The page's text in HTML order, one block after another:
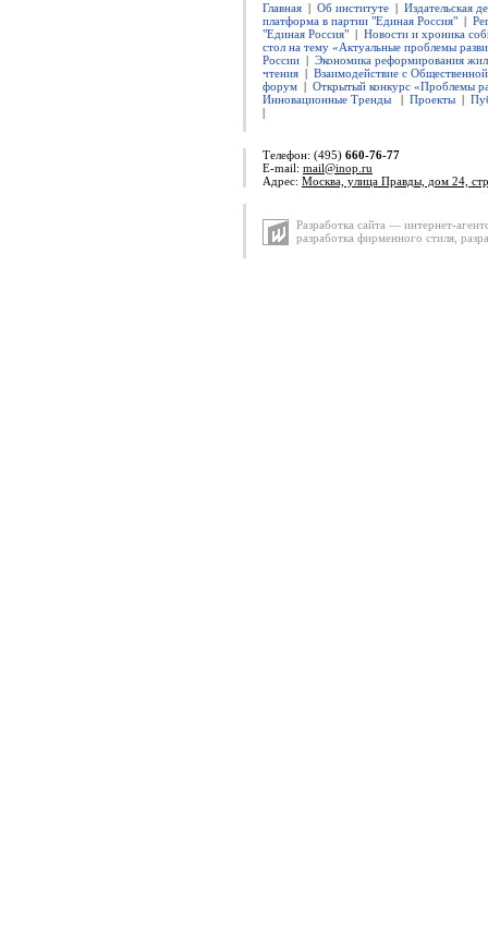
Главная | Об институте | Издательская
платформа в партии "Единая Россия" |
"Единая Россия" | Новости и хроника
стол на тему «Актуальные проблемы
России | Экономика реформирования
чтения | Взаимодействие с
форум | Открытый конкурс «Проблемы
Инновационные Тренды
| Проекты |
|
Телефон: (495) 660-76-77
E-mail: mail@inop.ru
Адрес: Москва, улица Правды, дом 24,
Разработка сайта — интернет-
разработка фирменного стиля